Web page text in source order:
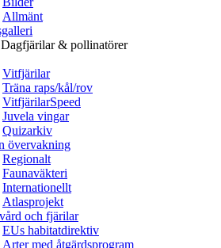
Allmänt
Dagfjärilar & pollinatörer
Vitfjärilar
Träna raps/kål/rov
VitfjärilarSpeed
Juvela vingar
Quizarkiv
övervakning
Regionalt
Faunaväkteri
Internationellt
Atlasprojekt
och fjärilar
EUs habitatdirektiv
Arter med åtgärdsprogram